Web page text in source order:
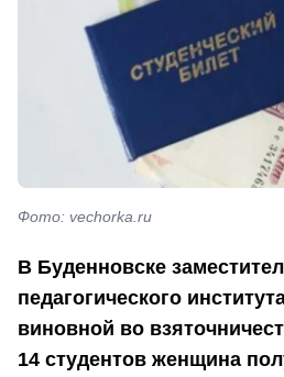
Фото: vechorka.ru
В Буденновске
педагогического
виновной во
14 студентов женщина